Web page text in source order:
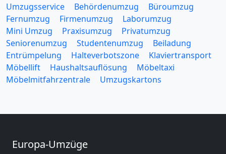
Umzugsservice Behördenumzug
Büroumzug
Fernumzug
Firmenumzug
Laborumzug
Mini Umzug
Praxisumzug
Privatumzug
Seniorenumzug
Studentenumzug
Beiladung
Entrümpelung
Halteverbotszone
Klaviertransport
Möbellift
Haushaltsauflösung
Möbeltaxi
Möbelmitfahrzentrale
Umzugskartons
Europa-Umzüge